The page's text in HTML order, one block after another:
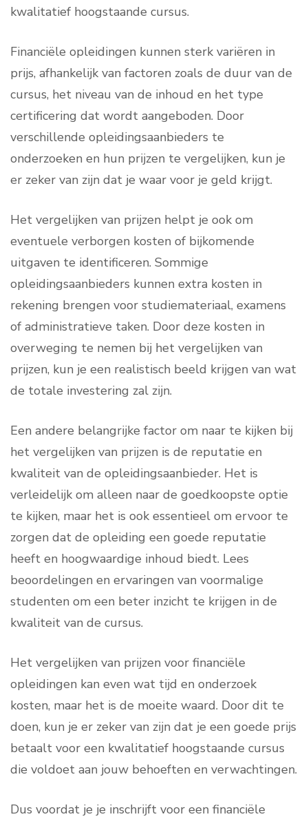
kwalitatief hoogstaande cursus.
Financiële opleidingen kunnen sterk variëren in
prijs, afhankelijk van factoren zoals de duur van de
cursus, het niveau van de inhoud en het type
certificering dat wordt aangeboden. Door
verschillende opleidingsaanbieders te
onderzoeken en hun prijzen te vergelijken, kun je
er zeker van zijn dat je waar voor je geld krijgt.
Het vergelijken van prijzen helpt je ook om
eventuele verborgen kosten of bijkomende
uitgaven te identificeren. Sommige
opleidingsaanbieders kunnen extra kosten in
rekening brengen voor studiemateriaal, examens
of administratieve taken. Door deze kosten in
overweging te nemen bij het vergelijken van
prijzen, kun je een realistisch beeld krijgen van wat
de totale investering zal zijn.
Een andere belangrijke factor om naar te kijken bij
het vergelijken van prijzen is de reputatie en
kwaliteit van de opleidingsaanbieder. Het is
verleidelijk om alleen naar de goedkoopste optie
te kijken, maar het is ook essentieel om ervoor te
zorgen dat de opleiding een goede reputatie
heeft en hoogwaardige inhoud biedt. Lees
beoordelingen en ervaringen van voormalige
studenten om een beter inzicht te krijgen in de
kwaliteit van de cursus.
Het vergelijken van prijzen voor financiële
opleidingen kan even wat tijd en onderzoek
kosten, maar het is de moeite waard. Door dit te
doen, kun je er zeker van zijn dat je een goede prijs
betaalt voor een kwalitatief hoogstaande cursus
die voldoet aan jouw behoeften en verwachtingen.
Dus voordat je je inschrijft voor een financiële